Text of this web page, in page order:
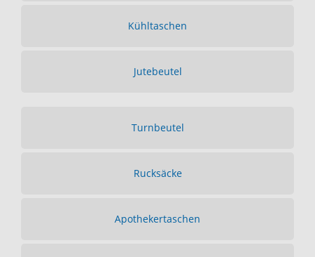
Kühltaschen
Jutebeutel
Turnbeutel
Rucksäcke
Apothekertaschen